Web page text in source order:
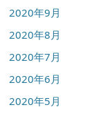
2020年9月
2020年8月
2020年7月
2020年6月
2020年5月